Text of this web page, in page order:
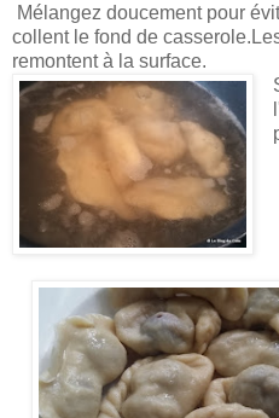
Mélangez doucement pour
collent le fond de
remontent à la surface.